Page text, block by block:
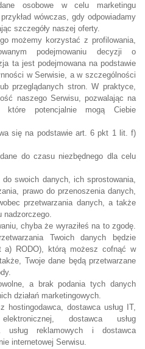
osobowe w celu marketingu
wówczas, gdy odpowiadamy
szczegóły naszej oferty.
możemy korzystać z profilowania,
podejmowaniu decyzji o
ta jest podejmowana na podstawie
w Serwisie, a w szczególności
przeglądanych stron. W praktyce,
naszego Serwisu, pozwalając na
które potencjalnie mogą Ciebie
się na podstawie art. 6 pkt 1 lit. f)
do czasu niezbędnego dla celu
do swoich danych, ich sprostowania,
prawo do przenoszenia danych,
przetwarzania danych, a także
nadzorczego.
chyba że wyraziłeś na to zgodę.
Twoich danych będzie
RODO), którą możesz cofnąć w
Twoje dane będą przetwarzane
a brak podania tych danych
działań marketingowych.
hostingodawca, dostawca usług IT,
dostawca usług
usług reklamowych i dostawca
internetowej Serwisu.